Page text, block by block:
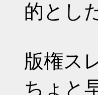
的とし
版権ス
ちょと